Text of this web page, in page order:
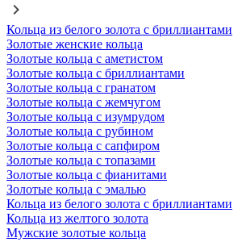
Кольца из белого золота с бриллиантами
Золотые женские кольца
Золотые кольца с аметистом
Золотые кольца с бриллиантами
Золотые кольца с гранатом
Золотые кольца с жемчугом
Золотые кольца с изумрудом
Золотые кольца с рубином
Золотые кольца с сапфиром
Золотые кольца с топазами
Золотые кольца с фианитами
Золотые кольца с эмалью
Кольца из белого золота с бриллиантами
Кольца из желтого золота
Мужские золотые кольца